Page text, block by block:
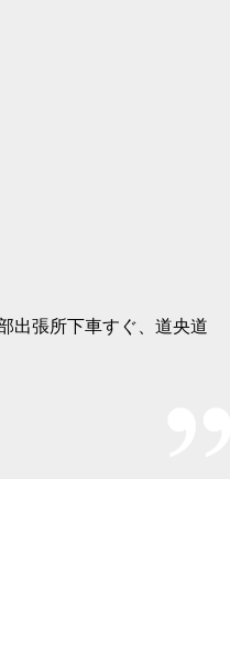
出張所下車すぐ、道央道